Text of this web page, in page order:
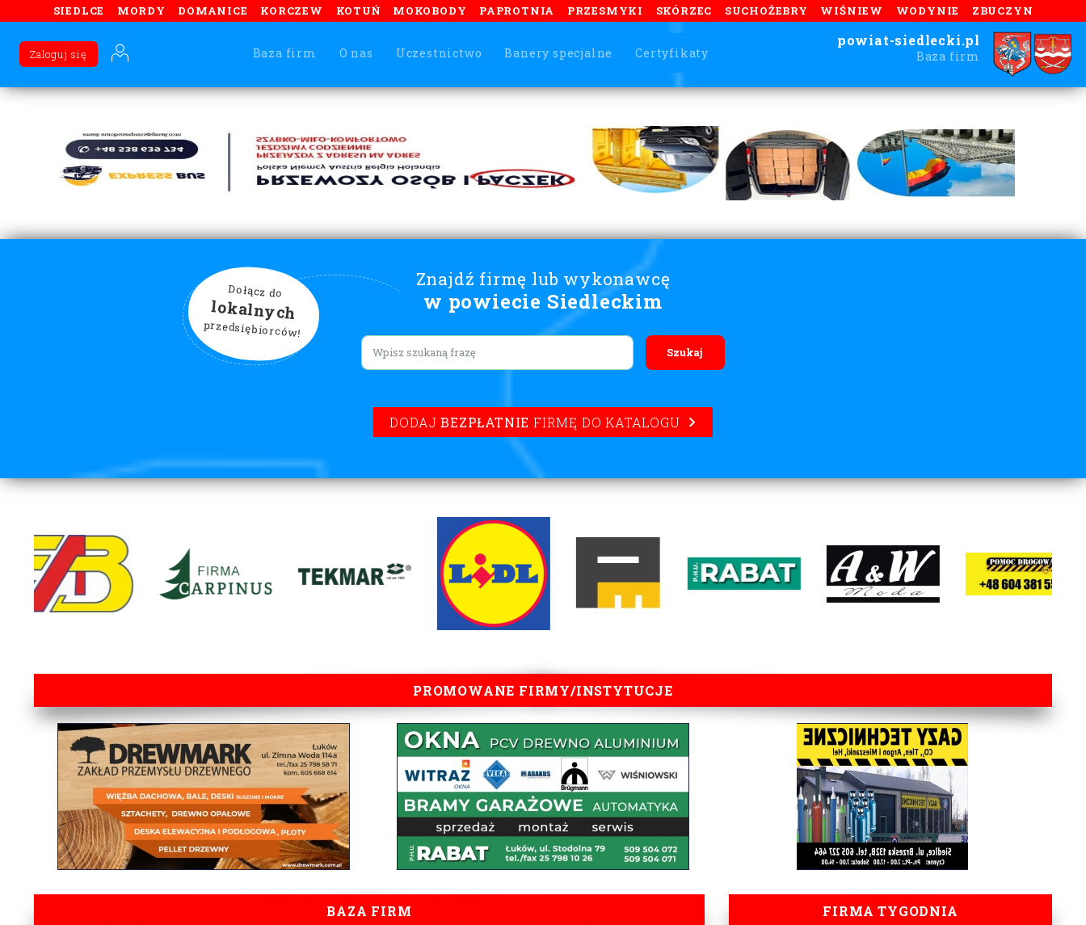
SIEDLCE MORDY DOMANICE KORCZEW KOTUŃ MOKOBODY PAPROTNIA PRZESMYKI SKÓRZEC SUCHOŻEBRY WIŚNIEW WODYNIE ZBUCZYN
Baza firm O nas Uczestnictwo Banery specjalne Certyfikaty
Zaloguj się
powiat-siedlecki.pl
Baza firm
Znajdź firmę lub wykonawcę
w powiecie Siedleckim
Dołącz do
lokalnych
przedsiębiorców!
Lorem ipsum
DODAJBEZPŁATNIE FIRMĘ DO KATALOGU
lorem ipsum
PROMOWANE FIRMY/INSTYTUCJE
BAZA FIRM FIRMA TYGODNIA